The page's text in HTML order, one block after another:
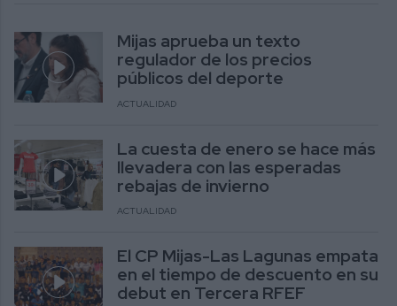
Mijas aprueba un texto
regulador de los precios
públicos del deporte
ACTUALIDAD
La cuesta de enero se hace más
llevadera con las esperadas
rebajas de invierno
ACTUALIDAD
El CP Mijas-Las Lagunas empata
en el tiempo de descuento en su
debut en Tercera RFEF